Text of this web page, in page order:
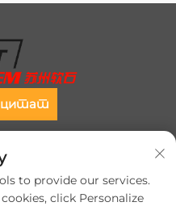
цитат
интеграцији и
за фабрику за
целокупно
процеса и
to provide our services.
click Personalize